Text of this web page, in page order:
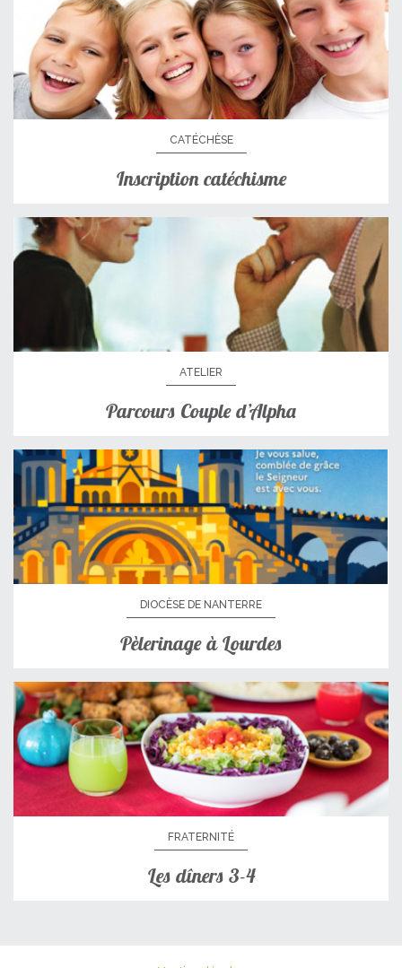
CATÉCHÈSE
Inscription catéchisme
ATELIER
Parcours Couple d’Alpha
DIOCÈSE DE NANTERRE
Pèlerinage à Lourdes
FRATERNITÉ
Les dîners 3-4